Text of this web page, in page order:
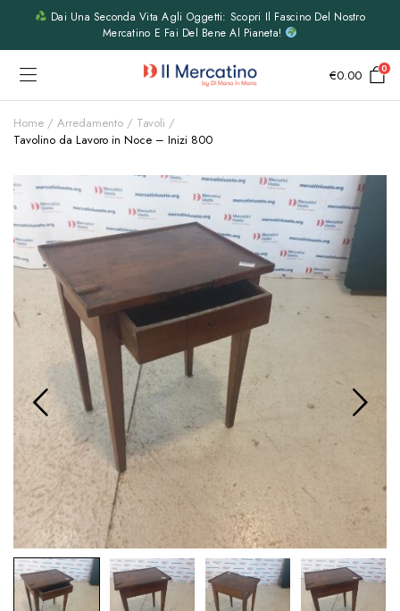
Dai Una Seconda Vita Agli Oggetti: Scopri Il Fascino Del Nostro
Mercatino E Fai Del Bene Al Pianeta!
€0.00 0
Home Arredamento
Tavoli
Tavolino da Lavoro in Noce – Inizi 800